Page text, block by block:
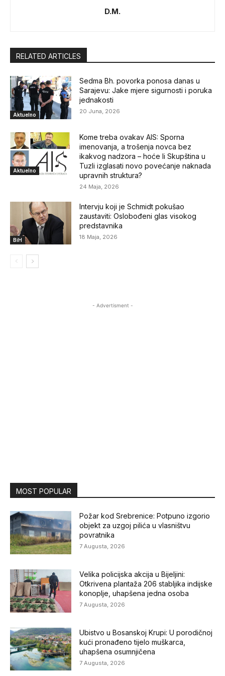
D.M.
RELATED ARTICLES
Aktuelno
Sedma Bh. povorka ponosa danas u
Sarajevu: Jake mjere sigurnosti i poruka
jednakosti
20 Juna, 2026
Aktuelno
Kome treba ovakav AIS: Sporna
imenovanja, a trošenja novca bez
ikakvog nadzora – hoće li Skupština u
Tuzli izglasati novo povećanje naknada
upravnih struktura?
24 Maja, 2026
BiH
Intervju koji je Schmidt pokušao
zaustaviti: Oslobođeni glas visokog
predstavnika
18 Maja, 2026
- Advertisment -
MOST POPULAR
Požar kod Srebrenice: Potpuno izgorio
objekt za uzgoj pilića u vlasništvu
povratnika
7 Augusta, 2026
Velika policijska akcija u Bijeljini:
Otkrivena plantaža 206 stabljika indijske
konoplje, uhapšena jedna osoba
7 Augusta, 2026
Ubistvo u Bosanskoj Krupi: U porodičnoj
kući pronađeno tijelo muškarca,
uhapšena osumnjičena
7 Augusta, 2026